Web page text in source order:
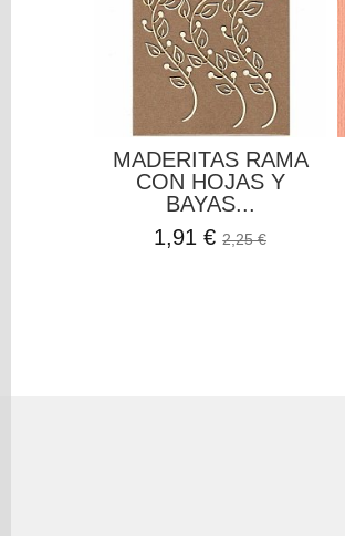
Instagram
Youtube
MADERITAS RAMA
CON HOJAS Y
BAYAS...
1,91 €2,25 €